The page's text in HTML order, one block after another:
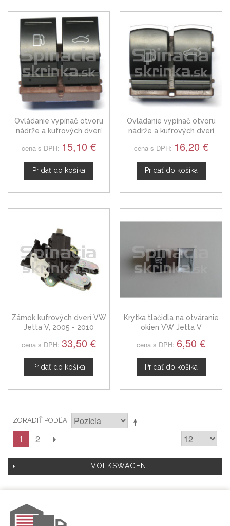
Ovládanie vypínač otvoru
nádrže a kufrových dverí
cena s DPH: 15,10 €
Pridať do košíka
Ovládanie vypínač otvoru
nádrže a kufrových dverí
cena s DPH: 16,20 €
Pridať do košíka
Zámok kufrových dverí VW
Jetta V, 2005 - 2010
cena s DPH: 33,50 €
Pridať do košíka
Krytka tlačidla na otváranie
okien VW Jetta V
cena s DPH: 6,50 €
Pridať do košíka
ZORADIŤ PODĽA
1 2
VOLKSWAGEN